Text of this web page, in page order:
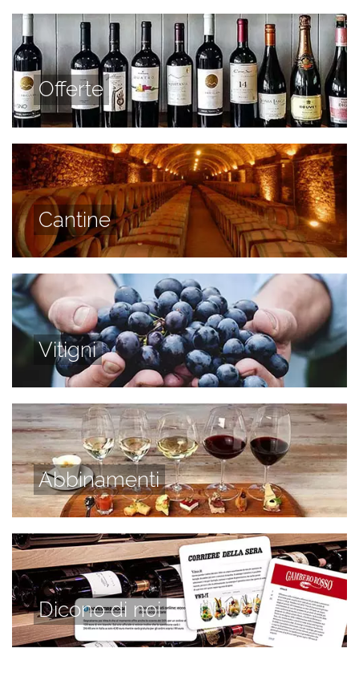
Offerte
Cantine
Vitigni
Abbinamenti
Dicono di noi